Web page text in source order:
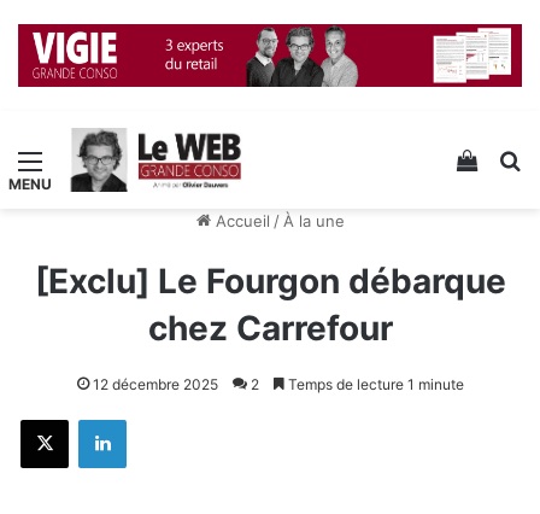
Menu Voir
Accueil / À la une
[Exclu] Le Fourgon débarque
chez Carrefour
12 décembre 2025 2 Temps de lecture 1 minute
X Linkedin